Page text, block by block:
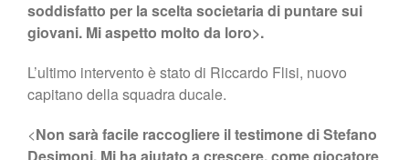
soddisfatto per la scelta societaria di puntare sui
giovani. Mi aspetto molto da loro>.
L’ultimo intervento è stato di Riccardo Flisi, nuovo
capitano della squadra ducale.
<Non sarà facile raccogliere il testimone di Stefano
Desimoni. Mi ha aiutato a crescere, come giocatore